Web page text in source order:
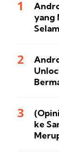
yang
ke